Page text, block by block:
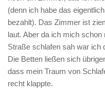
(denn ich habe das
bezahlt). Das Zimmer ist
laut. Aber da ich mich
Straße schlafen sah war ich
Die Betten ließen sich
dass mein Traum von
recht klappte.